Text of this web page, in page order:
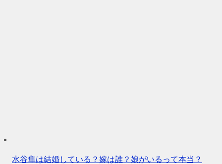
水谷隼は結婚している？嫁は誰？娘がいるって本当？